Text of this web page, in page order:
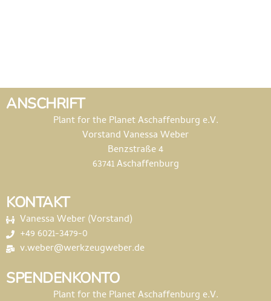
ANSCHRIFT
Plant for the Planet Aschaffenburg e.V.
Vorstand Vanessa Weber
Benzstraße 4
63741 Aschaffenburg
KONTAKT
Vanessa Weber (Vorstand)
+49 6021-3479-0
v.weber@werkzeugweber.de
SPENDENKONTO
Plant for the Planet Aschaffenburg e.V.